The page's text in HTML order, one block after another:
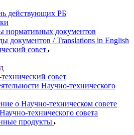
действующих РБ
нормативных документов
документов / Translations in English
совет
совет
Научно-технического
о Научно-техническом совете
технического совета
продукты